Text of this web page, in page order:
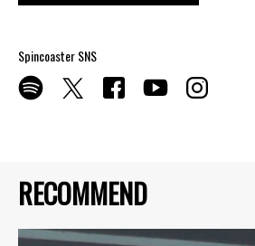
RECOMMEND
Spincoaster SNS